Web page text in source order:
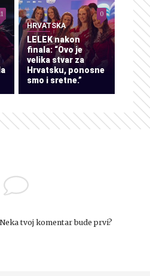
HRVATSKA
LELEK nakon
finala: “Ovo je
velika stvar za
Hrvatsku, ponosne
smo i sretne.”
0
tvoj komentar bude prvi?